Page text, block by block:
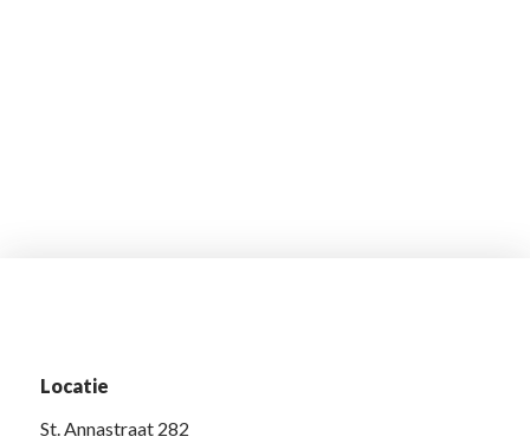
Locatie
St. Annastraat 282